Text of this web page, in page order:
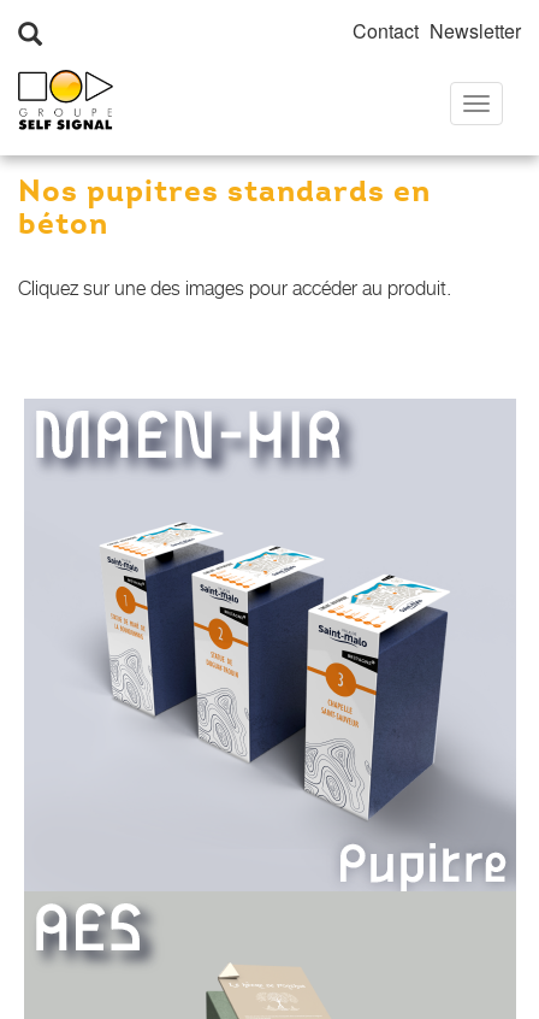
Contact Newsletter
Toggle
Accueil»Produits
Tous nos produits béton
Nos pupitres standards en
béton
Cliquez sur une des images pour accéder au produit.